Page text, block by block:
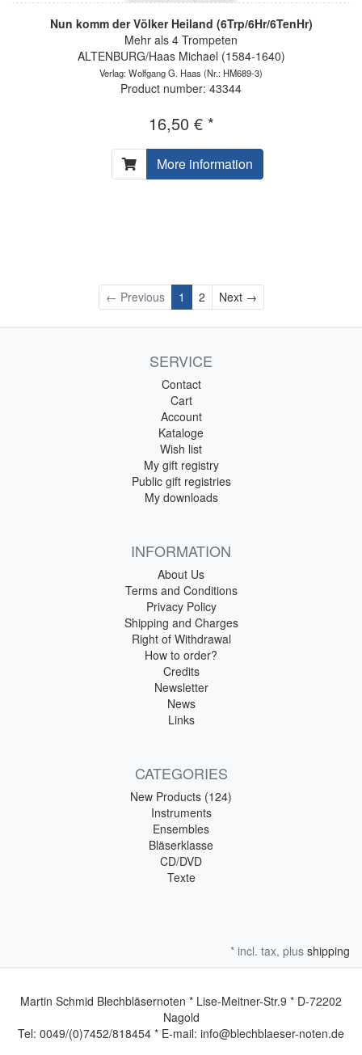
Nun komm der Völker Heiland (6Trp/6Hr/6TenHr)
Mehr als 4 Trompeten
ALTENBURG/Haas Michael (1584-1640)
Verlag: Wolfgang G. Haas (Nr.: HM689-3)
Product number: 43344
16,50 € *
More information
← Previous 1 2 Next →Next
SERVICE
Contact
Cart
Account
Kataloge
Wish list
My gift registry
Public gift registries
My downloads
INFORMATION
About Us
Terms and Conditions
Privacy Policy
Shipping and Charges
Right of Withdrawal
How to order?
Credits
Newsletter
News
Links
CATEGORIES
New Products (124)
Instruments
Ensembles
Bläserklasse
CD/DVD
Texte
* incl. tax, plus shipping
Martin Schmid Blechbläsernoten * Lise-Meitner-Str.9 * D-72202
Nagold
Tel: 0049/(0)7452/818454 * E-mail: info@blechblaeser-noten.de